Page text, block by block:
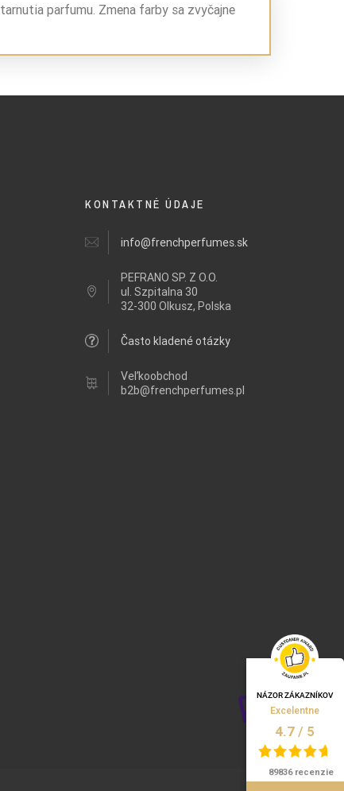
parfumu. Zmena farby sa zvyčajne
KONTAKTNÉ ÚDAJE
info@frenchperfumes.sk
PEFRANO SP. Z O.O.
ul. Szpitalna 30
32-300 Olkusz, Polska
Často kladené otázky
Veľkoobchod
b2b@frenchperfumes.pl
NÁZOR ZÁKAZNÍKOV
Excelentne
4.7 / 5
89836 recenzie